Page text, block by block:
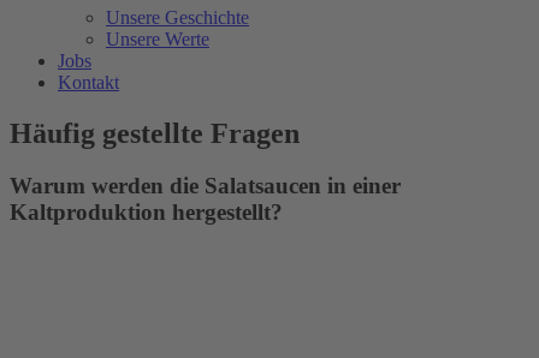
Unsere Geschichte
Unsere Werte
Jobs
Kontakt
Häufig gestellte Fragen
Warum werden die Salatsaucen in einer
Kaltproduktion hergestellt?